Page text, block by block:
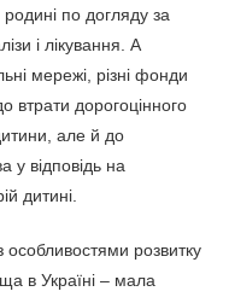
по догляду за
і лікування. А
мережі, різні фонди
втрати дорогоцінного
але й до
у відповідь на
дитині.
розвитку
в Україні – мала